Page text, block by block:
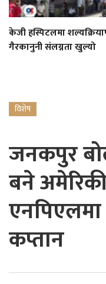
केजी हस्पिटलमा
गैरकानुनी संलग्नता खुल्यो
विशेष
जनकपुर
बने
कप्तान